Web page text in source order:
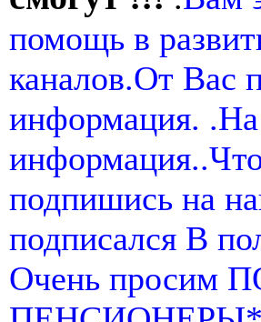
помощь в
каналов.От Вас
информация. .На
подпишись на
подписался В
Очень просим